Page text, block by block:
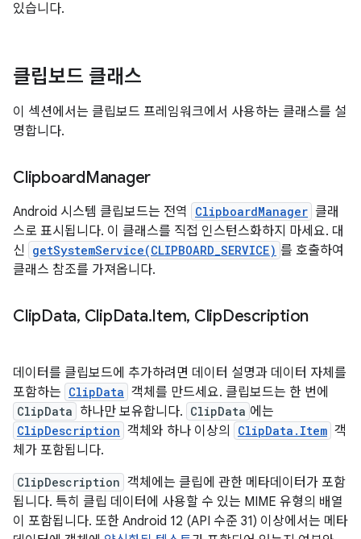
있습니다.
클립보드 클래스
이 섹션에서는 클립보드 프레임워크에서 사용하는 클래스를 설
명합니다.
ClipboardManager
Android 시스템 클립보드는 전역 ClipboardManager 클래
스로 표시됩니다. 이 클래스를 직접 인스턴스화하지 마세요. 대
신 getSystemService(CLIPBOARD_SERVICE) 를 호출하여
클래스 참조를 가져옵니다.
ClipData, ClipData.Item, ClipDescription
데이터를 클립보드에 추가하려면 데이터 설명과 데이터 자체를
포함하는 ClipData 객체를 만드세요. 클립보드는 한 번에
ClipData 하나만 보유합니다. ClipData 에는
ClipDescription 객체와 하나 이상의 ClipData.Item 객
체가 포함됩니다.
ClipDescription 객체에는 클립에 관한 메타데이터가 포함
됩니다. 특히 클립 데이터에 사용할 수 있는 MIME 유형의 배열
이 포함됩니다. 또한 Android 12 (API 수준 31) 이상에서는 메타